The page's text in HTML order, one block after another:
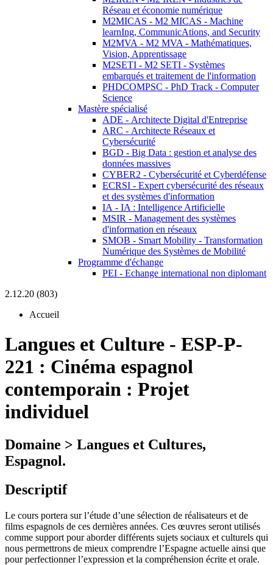
Réseau et économie numérique
M2MICAS - M2 MICAS - Machine
learnIng, CommunicAtions, and Security
M2MVA - M2 MVA - Mathématiques,
Vision, Apprentissage
M2SETI - M2 SETI - Systèmes
embarqués et traitement de l'information
PHDCOMPSC - PhD Track - Computer
Science
Mastère spécialisé
ADE - Architecte Digital d'Entreprise
ARC - Architecte Réseaux et
Cybersécurité
BGD - Big Data : gestion et analyse des
données massives
CYBER2 - Cybersécurité et Cyberdéfense
ECRSI - Expert cybersécurité des réseaux
et des systèmes d'information
IA - IA : Intelligence Artificielle
MSIR - Management des systèmes
d'information en réseaux
SMOB - Smart Mobility - Transformation
Numérique des Systèmes de Mobilité
Programme d'échange
PEI - Echange international non diplomant
2.12.20 (803)
Accueil
Langues et Culture - ESP-P-
221 : Cinéma espagnol
contemporain : Projet
individuel
Domaine > Langues et Cultures,
Espagnol.
Descriptif
Le cours portera sur l’étude d’une sélection de réalisateurs et de
films espagnols de ces dernières années. Ces œuvres seront utilisés
comme support pour aborder différents sujets sociaux et culturels qui
nous permettrons de mieux comprendre l’Espagne actuelle ainsi que
pour perfectionner l’expression et la compréhension écrite et orale.